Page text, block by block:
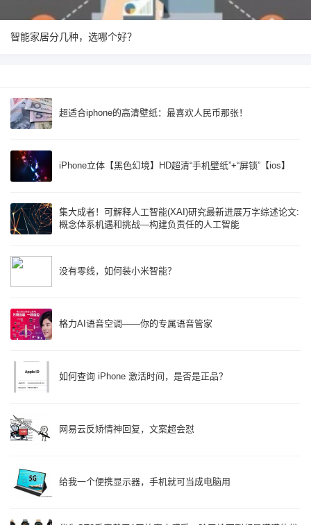
智能家居分几种，选哪个好？
超适合iphone的高清壁纸：最喜欢人民币那张！
iPhone立体【黑色幻境】HD超清“手机壁纸”+“屏锁”【ios】
集大成者！可解释人工智能(XAI)研究最新进展万字综述论文:
概念体系机遇和挑战—构建负责任的人工智能
没有零线，如何装小米智能？
格力AI语音空调——你的专属语音管家
如何查询 iPhone 激活时间，是否是正品？
网易云反矫情神回复，文案超会怼
给我一个便携显示器，手机就可当成电脑用